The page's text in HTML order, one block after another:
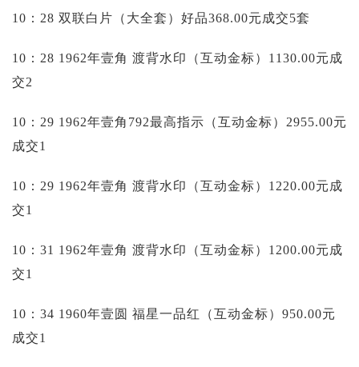
10：28 双联白片（大全套）好品368.00元成交5套
10：28 1962年壹角 渡背水印（互动金标）1130.00元成
交2
10：29 1962年壹角792最高指示（互动金标）2955.00元
成交1
10：29 1962年壹角 渡背水印（互动金标）1220.00元成
交1
10：31 1962年壹角 渡背水印（互动金标）1200.00元成
交1
10：34 1960年壹圆 福星一品红（互动金标）950.00元
成交1